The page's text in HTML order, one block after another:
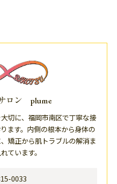
ロン plume
切に、福岡市南区で丁寧な接
ます。内側の根本から身体の
矯正から肌トラブルの解消ま
ています。
0033